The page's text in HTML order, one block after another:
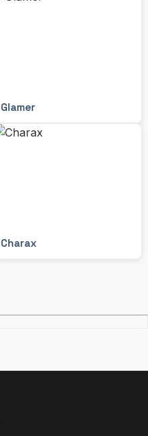
Glamer
Charax